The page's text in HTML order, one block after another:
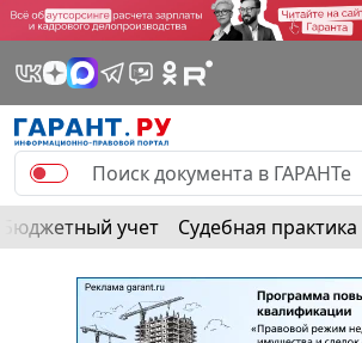
Бюджетный учет Судебная практика